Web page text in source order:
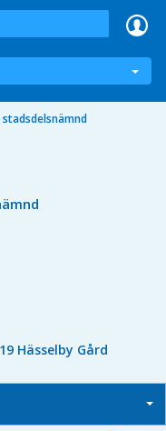
Hässelby Gård